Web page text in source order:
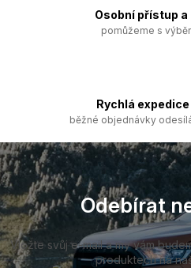
ý
p
Osobní přístup
pomůžeme s
Rychlá
běžné objednávky
Z
á
p
a
t
í
Odebírat
Vložte svůj e-mail a my vám
produktech na